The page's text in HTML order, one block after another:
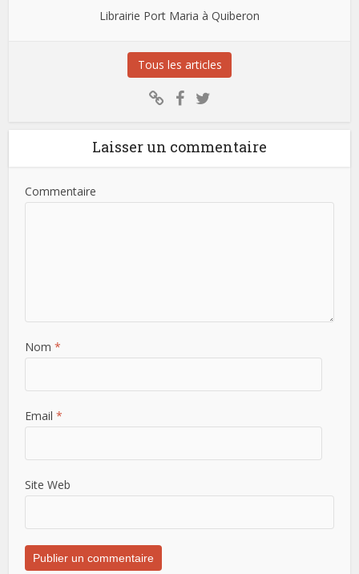
Librairie Port Maria à Quiberon
Tous les articles
Laisser un commentaire
Commentaire
Nom *
Email *
Site Web